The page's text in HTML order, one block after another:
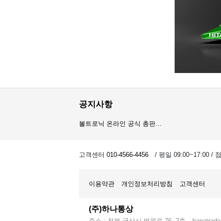
공지사항
볼트로닉 온라인 공식 총판…
고객센터 010-4566-4456 / 평일 09:00~17:00 /
이용약관 개인정보처리방침 고객센터
(주)하나통상